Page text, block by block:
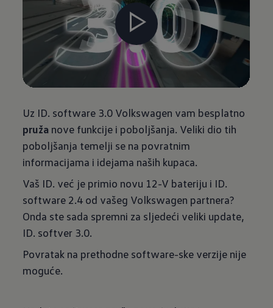
Uz ID. software 3.0 Volkswagen vam besplatno
pruža nove funkcije i poboljšanja. Veliki dio tih
poboljšanja temelji se na povratnim
informacijama i idejama naših kupaca.
Vaš ID. već je primio novu 12-V bateriju i ID.
software 2.4 od vašeg Volkswagen partnera?
Onda ste sada spremni za sljedeći veliki update,
ID. softver 3.0.
Povratak na prethodne software-ske verzije nije
moguće.